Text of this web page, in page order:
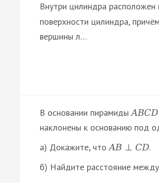
Внутри цилиндра
поверхности цилиндра,
вершины л…
В основании пирамидыABCD
наклонены к основанию под
а) Докажите, чтоAB ⊥ CD.
б) Найдите расстояние